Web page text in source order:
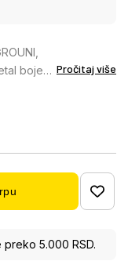
boje
GROUNI
Sa
Pročitaj više
5.000 RSD.